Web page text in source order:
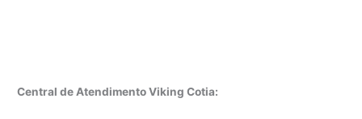
Central de Atendimento Viking Cotia: